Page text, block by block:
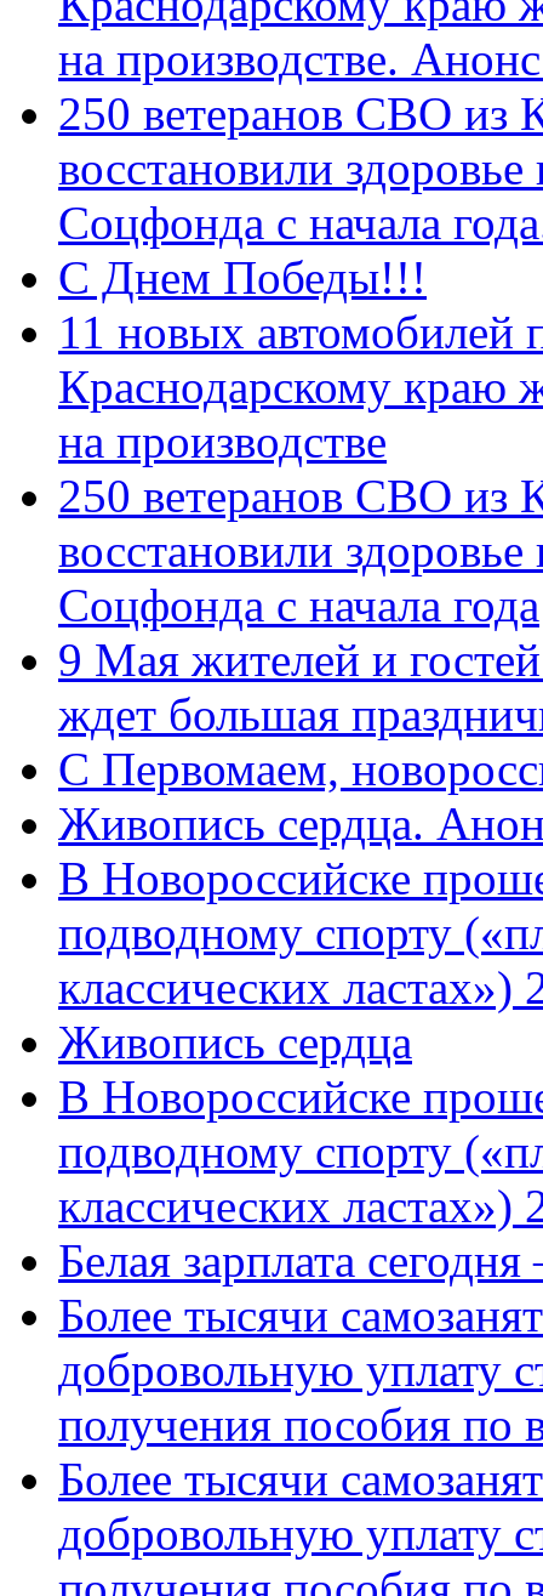
на производстве.
250 ветеранов СВО из
восстановили
Соцфонда с начала
С Днем Победы!!!
11 новых автомобилей
Краснодарскому краю
на производстве
250 ветеранов СВО из
восстановили
Соцфонда с начала года
9 Мая жителей и
ждет большая
C Первомаем,
Живопись сердца.
В Новороссийске
подводному спорту
классических
Живопись сердца
В Новороссийске
подводному спорту
классических ластах»)
Белая зарплата
Более тысячи
добровольную уплату
получения пособия по
Более тысячи
добровольную уплату